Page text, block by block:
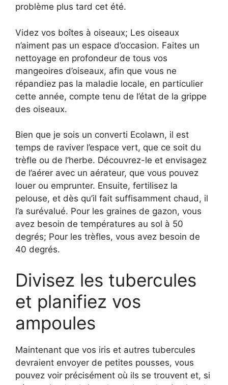
problème plus tard cet été.
Videz vos boîtes à oiseaux; Les oiseaux
n’aiment pas un espace d’occasion. Faites un
nettoyage en profondeur de tous vos
mangeoires d’oiseaux, afin que vous ne
répandiez pas la maladie locale, en particulier
cette année, compte tenu de l’état de la grippe
des oiseaux.
Bien que je sois un converti Ecolawn, il est
temps de raviver l’espace vert, que ce soit du
trèfle ou de l’herbe. Découvrez-le et envisagez
de l’aérer avec un aérateur, que vous pouvez
louer ou emprunter. Ensuite, fertilisez la
pelouse, et dès qu’il fait suffisamment chaud, il
l’a surévalué. Pour les graines de gazon, vous
avez besoin de températures au sol à 50
degrés; Pour les trèfles, vous avez besoin de
40 degrés.
Divisez les tubercules
et planifiez vos
ampoules
Maintenant que vos iris et autres tubercules
devraient envoyer de petites pousses, vous
pouvez voir précisément où ils se trouvent et, si